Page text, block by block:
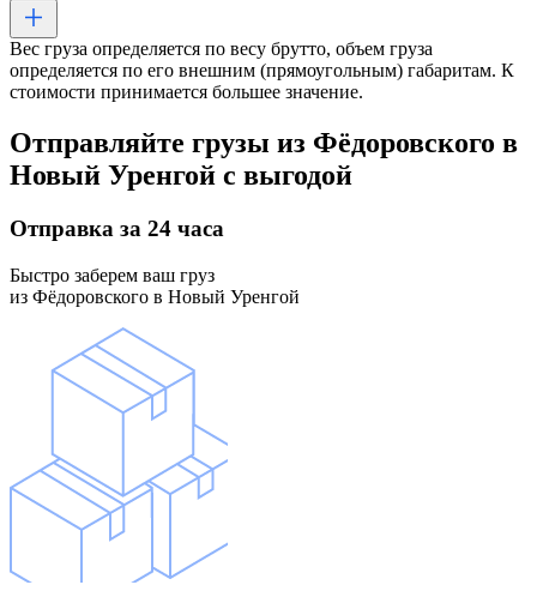
Вес груза определяется по весу брутто, объем груза
определяется по его внешним (прямоугольным) габаритам. К
стоимости принимается большее значение.
Отправляйте грузы из Фёдоровского в
Новый Уренгой с выгодой
Отправка за 24 часа
Быстро заберем ваш груз
из Фёдоровского в Новый Уренгой